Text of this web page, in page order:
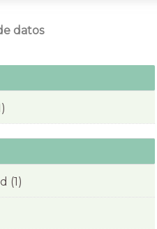
datos
(1)